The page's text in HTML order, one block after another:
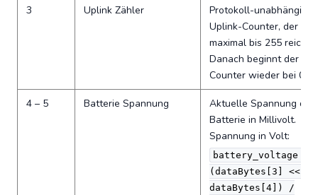
3 Uplink Zähler
Protokoll-unabhängiger
Uplink-Counter, der
maximal bis 255 reicht.
Danach beginnt der
Counter wieder bei 0.
4 – 5 Batterie Spannung
Aktuelle Spannung der
Batterie in Millivolt.
Spannung in Volt:
battery_voltage =
(dataBytes[3] << 8
dataBytes[4]) /